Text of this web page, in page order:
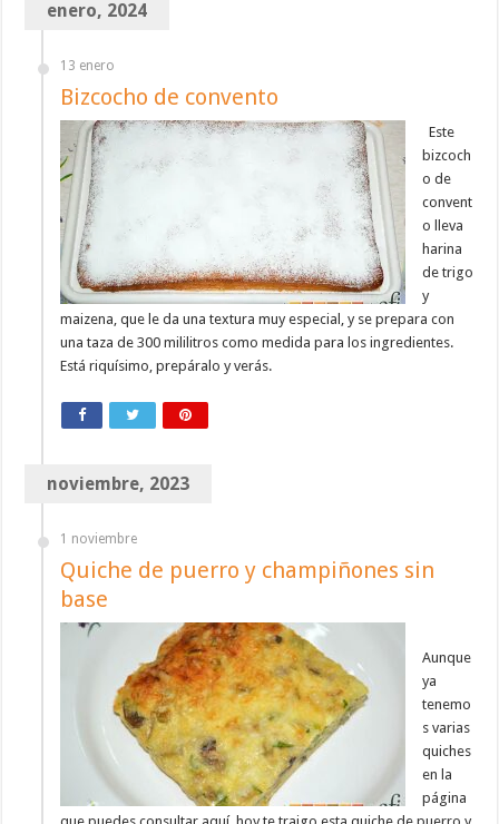
enero, 2024
13 enero
Bizcocho de convento
Este
bizcoch
o de
convent
o lleva
harina
de trigo
y
maizena, que le da una textura muy especial, y se prepara con
una taza de 300 mililitros como medida para los ingredientes.
Está riquísimo, prepáralo y verás.
noviembre, 2023
1 noviembre
Quiche de puerro y champiñones sin
base
Aunque
ya
tenemo
s varias
quiches
en la
página